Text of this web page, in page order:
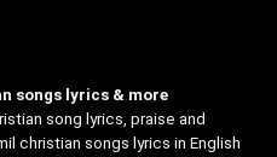
songs lyrics & more
song lyrics, praise and
christian songs lyrics in English